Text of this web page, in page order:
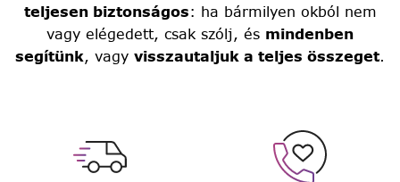
teljesen biztonságos: ha bármilyen okból nem
vagy elégedett, csak szólj, és mindenben
segítünk, vagy visszautaljuk a teljes összeget.